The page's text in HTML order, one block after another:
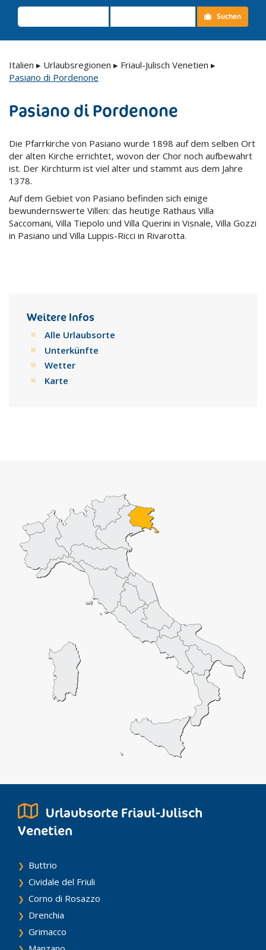
Suchen
Italien ▸ Urlaubsregionen ▸ Friaul-Julisch Venetien ▸
Pasiano di Pordenone
Pasiano di Pordenone
Die Pfarrkirche von Pasiano wurde 1898 auf dem selben Ort
der alten Kirche errichtet, wovon der Chor noch aufbewahrt
ist. Der Kirchturm ist viel älter und stammt aus dem Jahre
1378.
Auf dem Gebiet von Pasiano befinden sich einige
bewundernswerte Villen: das heutige Rathaus Villa
Saccomani, Villa Tiepolo und Villa Querini in Visnale, Villa Gozzi
in Pasiano und Villa Luppis-Ricci in Rivarotta.
Weitere Infos
Alle Urlaubsorte
Unterkünfte
Wetter
Karte
Urlaubsorte Friaul-Julisch
Venetien
Buttrio
Cividale del Friuli
Corno di Rosazzo
Drenchia
Grimacco